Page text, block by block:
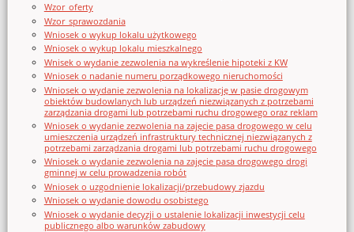
Wzor_oferty
Wzor_sprawozdania
Wniosek o wykup lokalu użytkowego
Wniosek o wykup lokalu mieszkalnego
Wnisek o wydanie zezwolenia na wykreślenie hipoteki z KW
Wniosek o nadanie numeru porządkowego nieruchomości
Wniosek o wydanie zezwolenia na lokalizację w pasie drogowym
obiektów budowlanych lub urządzeń niezwiązanych z potrzebami
zarządzania drogami lub potrzebami ruchu drogowego oraz reklam
Wniosek o wydanie zezwolenia na zajęcie pasa drogowego w celu
umieszczenia urządzeń infrastruktury technicznej niezwiązanych z
potrzebami zarządzania drogami lub potrzebami ruchu drogowego
Wniosek o wydanie zezwolenia na zajęcie pasa drogowego drogi
gminnej w celu prowadzenia robót
Wniosek o uzgodnienie lokalizacji/przebudowy zjazdu
Wniosek o wydanie dowodu osobistego
Wniosek o wydanie decyzji o ustalenie lokalizacji inwestycji celu
publicznego albo warunków zabudowy